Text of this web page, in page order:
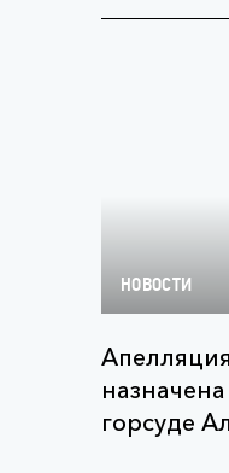
НОВОСТИ
горсуде